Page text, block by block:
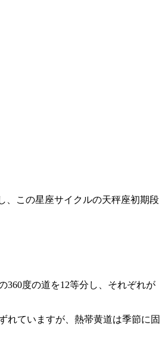
、この星座サイクルの天秤座初期段
360度の道を12等分し、それぞれが
れていますが、熱帯黄道は季節に固